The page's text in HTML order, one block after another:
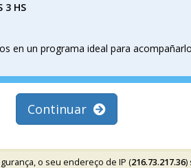
3 HS
en un programa ideal para
Continuar
o seu endereço de IP (216.73.217.36)